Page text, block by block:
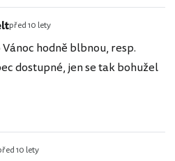
před 10 lety
hodně blbnou, resp.
dostupné, jen se tak bohužel
10 lety